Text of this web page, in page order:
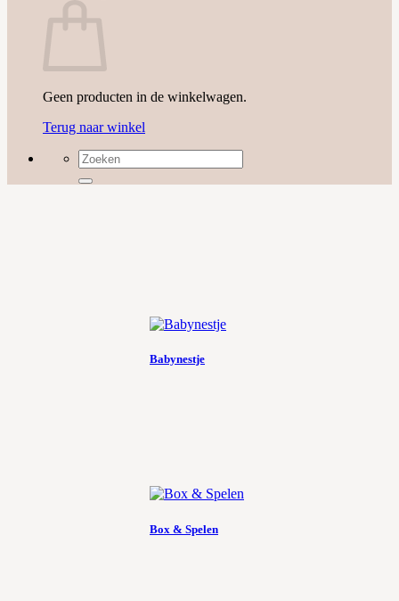
Geen producten in de winkelwagen.
Terug naar winkel
Zoeken
naar:
Babynestje
Box & Spelen